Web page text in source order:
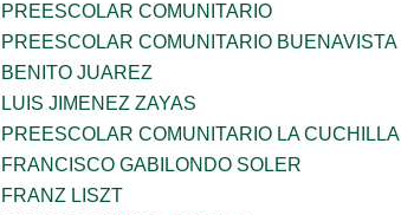
PREESCOLAR COMUNITARIO
PREESCOLAR COMUNITARIO BUENAVISTA
BENITO JUAREZ
LUIS JIMENEZ ZAYAS
PREESCOLAR COMUNITARIO LA CUCHILLA
FRANCISCO GABILONDO SOLER
FRANZ LISZT